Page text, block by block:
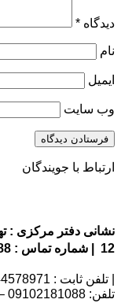
دیدگاه *
نام
ایمیل
وب‌ سایت
ارتباط با جویندگان
نشانی دفتر مرکزی :
12 | شماره تماس : 09102181088
| تلفن ثابت : 44578971-021 | ساعات تماس همه روزه 9 الی 18
تلفن: 09102181088 – 09102191330